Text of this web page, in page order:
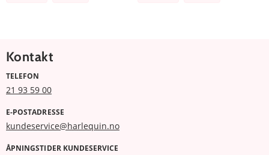
Kontakt
TELEFON
21 93 59 00
E-POSTADRESSE
kundeservice@harlequin.no
ÅPNINGSTIDER KUNDESERVICE